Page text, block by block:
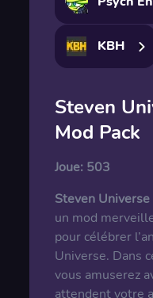
KBH
Steven
Mod Pack
Joue: 503
Steven Universe
un mod
pour célébrer
Universe. Dans
vous amuserez
attendent votre